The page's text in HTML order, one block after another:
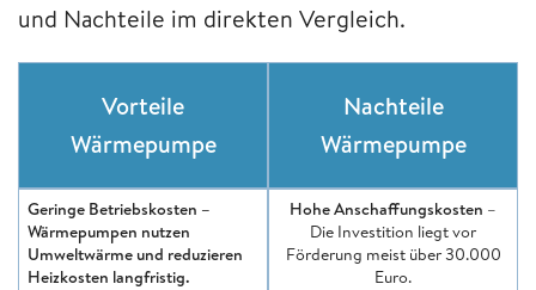
und Nachteile im direkten Vergleich.
Vorteile
Wärmepumpe
Nachteile
Wärmepumpe
Geringe Betriebskosten –
Wärmepumpen nutzen
Umweltwärme und reduzieren
Heizkosten langfristig.
Hohe Anschaffungskosten –
Die Investition liegt vor
Förderung meist über 30.000
Euro.